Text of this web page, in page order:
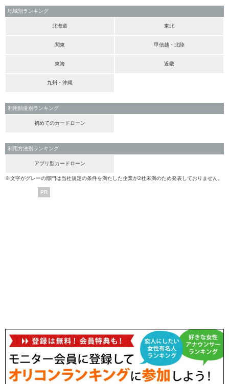
地域別ランキング
北海道 東北
関東 甲信越・北陸
東海 近畿
九州・沖縄
利用頻度別ランキング
初めてのカードローン
利用方法別ランキング
アプリ型カードローン
※文字がグレーの部門は当社規定の条件を満たした企業が2社未満のため発表しておりません。
PR